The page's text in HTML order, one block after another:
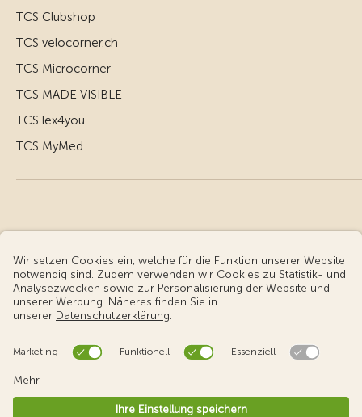
TCS Clubshop
TCS velocorner.ch
TCS Microcorner
TCS MADE VISIBLE
TCS lex4you
TCS MyMed
© Touring Club Schweiz
Benutzungsbedingungen - rechtliche Informationen
Cookie-Einstellungen